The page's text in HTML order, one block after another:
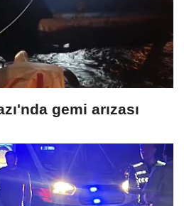
gemi arızası